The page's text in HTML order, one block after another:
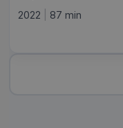
2022 87 min